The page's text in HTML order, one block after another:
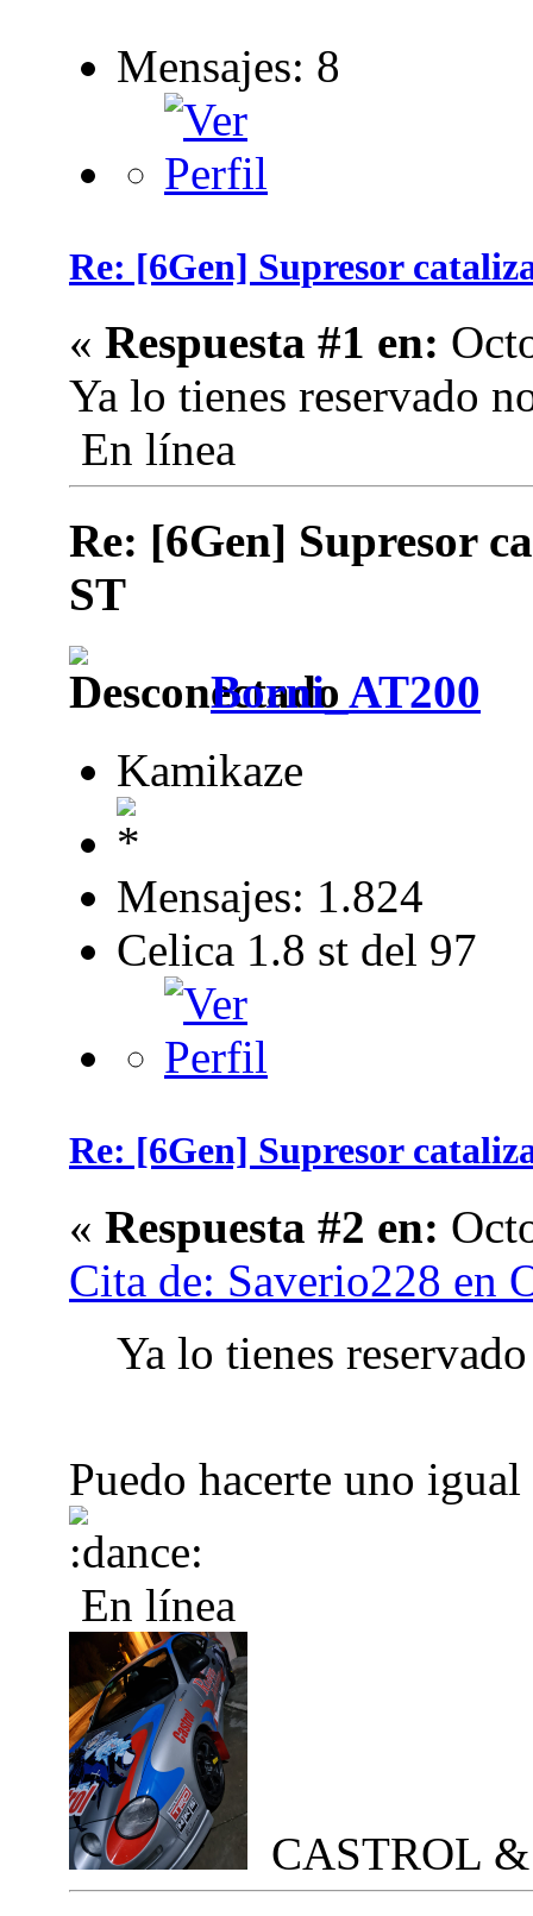
Mensajes: 8
Re: [6Gen] Supresor
« Respuesta #1 en:
Ya lo tienes reservado
En línea
Re: [6Gen] Supresor
ST
Borni_AT200
Kamikaze
Mensajes: 1.824
Celica 1.8 st del 97
Re: [6Gen] Supresor
« Respuesta #2 en:
Cita de: Saverio228 en
Ya lo tienes
Puedo hacerte uno
En línea
CASTROL